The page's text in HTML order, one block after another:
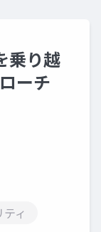
乗り越
ーチ
ィ